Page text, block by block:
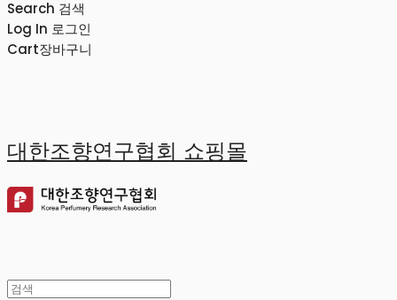
Search 검색
Log In 로그인
Cart장바구니
대한조향연구협회 쇼핑몰